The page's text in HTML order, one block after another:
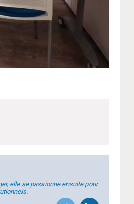
elle se passionne ensuite pour